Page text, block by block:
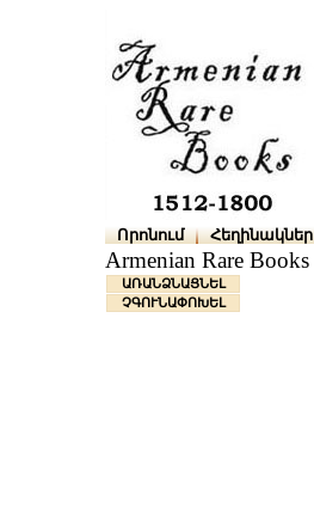
Որոնում Հեղինակներ
Armenian Rare Books
ԱՌԱՆՁՆԱՑՆԵԼ
ՉԳՈՒՆԱՓՈԽԵԼ